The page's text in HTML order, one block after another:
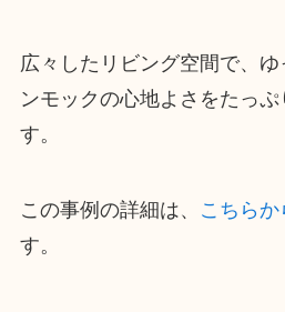
広々したリビング空間で、
ンモックの心地よさをたっ
す。
この事例の詳細は、 こちらか
す。